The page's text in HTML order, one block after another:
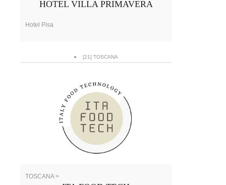
HOTEL VILLA PRIMAVERA
Hotel Pisa
[21] TOSCANA
TOSCANA >